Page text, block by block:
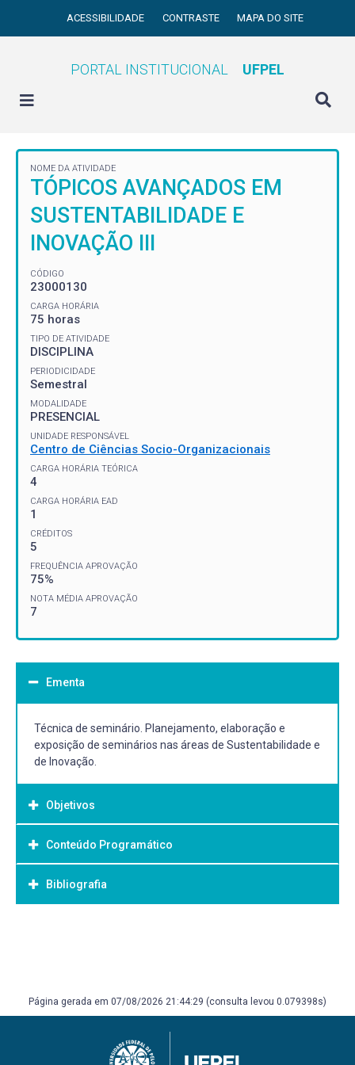
ACESSIBILIDADE CONTRASTE MAPA DO SITE
PORTAL INSTITUCIONAL UFPEL
NOME DA ATIVIDADE
TÓPICOS AVANÇADOS EM
SUSTENTABILIDADE E
INOVAÇÃO III
CÓDIGO
23000130
CARGA HORÁRIA
75 horas
TIPO DE ATIVIDADE
DISCIPLINA
PERIODICIDADE
Semestral
MODALIDADE
PRESENCIAL
UNIDADE RESPONSÁVEL
Centro de Ciências Socio-Organizacionais
CARGA HORÁRIA TEÓRICA
4
CARGA HORÁRIA EAD
1
CRÉDITOS
5
FREQUÊNCIA APROVAÇÃO
75%
NOTA MÉDIA APROVAÇÃO
7
Ementa
Técnica de seminário. Planejamento, elaboração e
exposição de seminários nas áreas de Sustentabilidade e
de Inovação.
Objetivos
Objetivo Geral:
Estimular o debate e a postura crítica a partir de
seminários que tratem de temas relacionados às áreas
Conteúdo Programático
Bibliografia
online ISBN 9788595156234.
2018 1 recurso online ISBN 9788595028005.
TIGRE, Paulo Bastos. Gestão da inovação uma abordagem
Página gerada em 07/08/2026 21:44:29 (consulta levou 0.079398s)